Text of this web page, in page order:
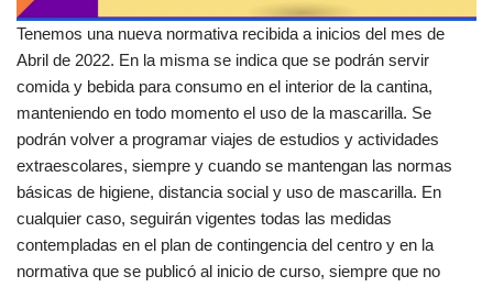
Tenemos una nueva normativa recibida a inicios del mes de
Abril de 2022. En la misma se indica que se podrán servir
comida y bebida para consumo en el interior de la cantina,
manteniendo en todo momento el uso de la mascarilla. Se
podrán volver a programar viajes de estudios y actividades
extraescolares, siempre y cuando se mantengan las normas
básicas de higiene, distancia social y uso de mascarilla. En
cualquier caso, seguirán vigentes todas las medidas
contempladas en el plan de contingencia del centro y en la
normativa que se publicó al inicio de curso, siempre que no